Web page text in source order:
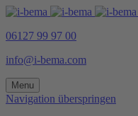
06127 99 97 00
info@i-bema.com
Menu
Navigation überspringen